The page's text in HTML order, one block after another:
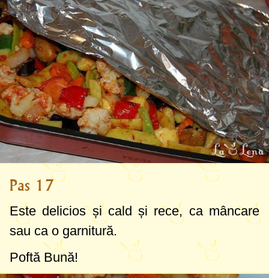
Pas 17
Este delicios și cald și rece, ca mâncare
sau ca o garnitură.
Poftă Bună!